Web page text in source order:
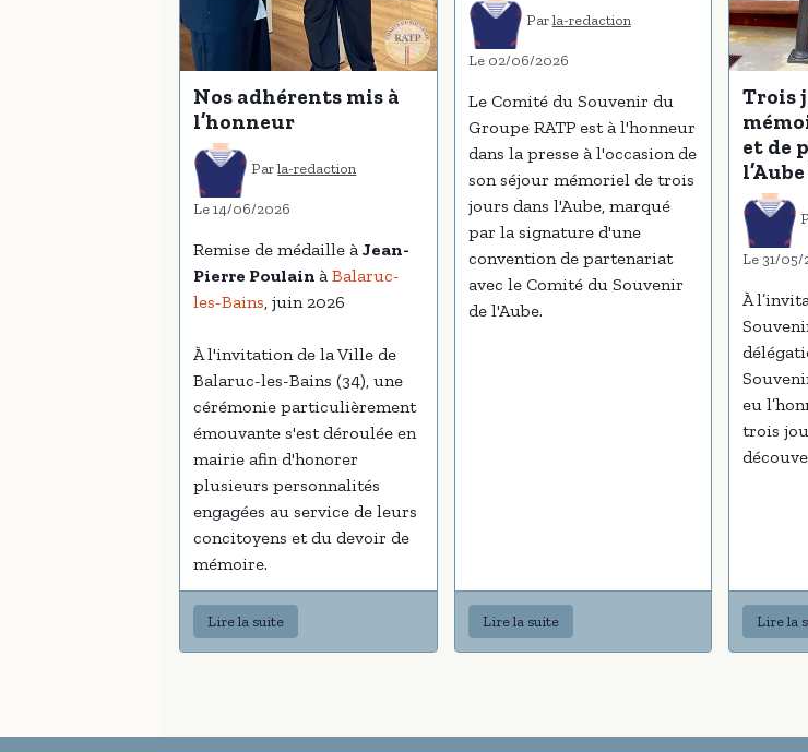
Nos adhérents mis à
l’honneur
Parla-redaction
Le 14/06/2026
Remise de médaille àJean-
Pierre Poulain àBalaruc-
les-Bains, juin 2026
À l'invitation de la Ville de
Balaruc-les-Bains (34), une
cérémonie particulièrement
émouvante s'est déroulée en
mairie afin d'honorer
plusieurs personnalités
engagées au service de leurs
concitoyens et du devoir de
mémoire.
Lire la suite
Parla-redaction
Le 02/06/2026
Le Comité du Souvenir du
Groupe RATP est à l'honneur
dans la presse à l'occasion de
son séjour mémoriel de trois
jours dans l'Aube, marqué
par la signature d'une
convention de partenariat
avec le Comité du Souvenir
de l'Aube.
Lire la suite
Trois
et de
l’Aube
Le 31/05/
À
eu
trois
Lire la